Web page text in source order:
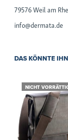
79576 Weil am
info@dermata.de
DAS KÖNNTE
NICHT